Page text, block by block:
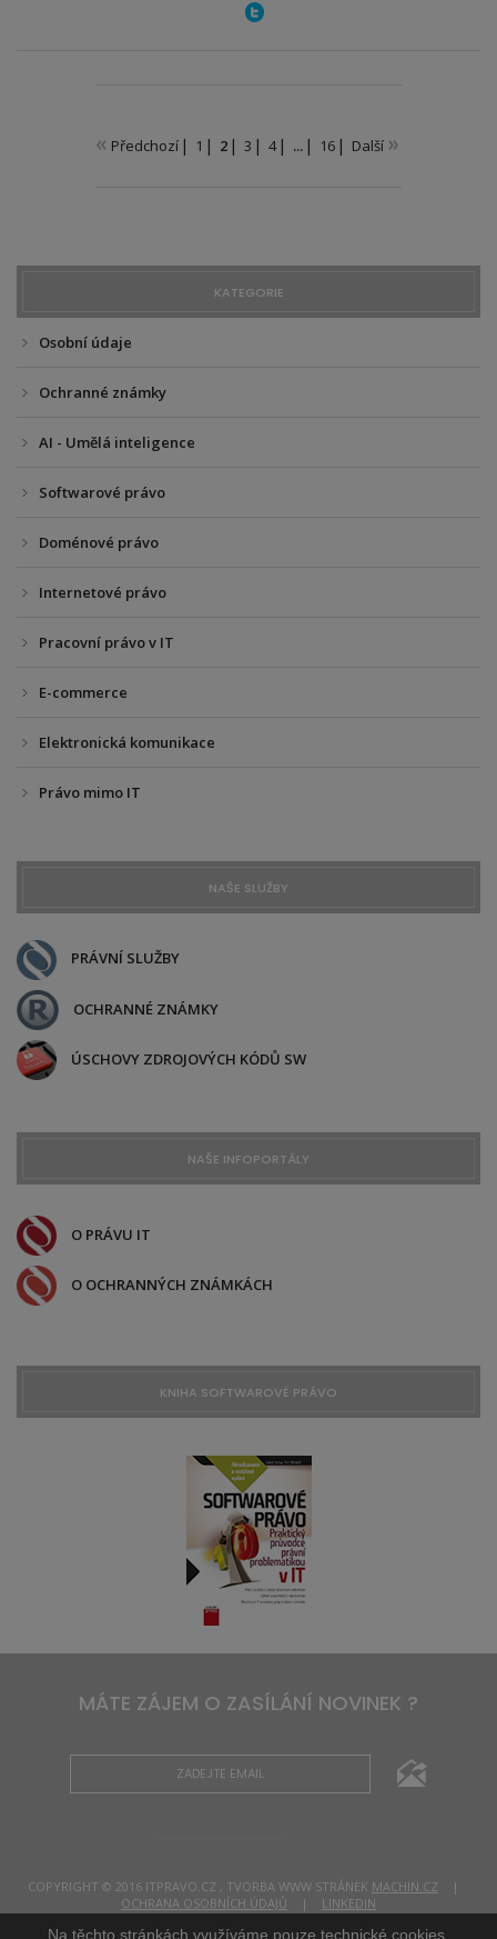
Na těchto stránkách využíváme pouze technické cookies.
« Předchozí 1 2 3 4 ... 16 Další »
KATEGORIE
Osobní údaje
Ochranné známky
AI - Umělá inteligence
Softwarové právo
Doménové právo
Internetové právo
Pracovní právo v IT
E-commerce
Elektronická komunikace
Právo mimo IT
NAŠE SLUŽBY
PRÁVNÍ SLUŽBY
OCHRANNÉ ZNÁMKY
ÚSCHOVY ZDROJOVÝCH KÓDŮ SW
NAŠE INFOPORTÁLY
O PRÁVU IT
O OCHRANNÝCH ZNÁMKÁCH
KNIHA SOFTWAROVÉ PRÁVO
MÁTE ZÁJEM O ZASÍLÁNÍ NOVINEK ?
COPYRIGHT © 2016 ITPRAVO.CZ , TVORBA WWW STRÁNEK MACHIN.CZ |
OCHRANA OSOBNÍCH ÚDAJŮ | LINKEDIN